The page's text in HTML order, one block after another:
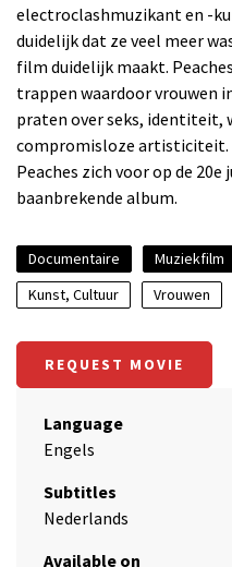
electroclashmuzikant en -
duidelijk dat ze veel meer
film duidelijk maakt.
trappen waardoor vrouwen
praten over seks, identiteit,
compromisloze artisticiteit.
Peaches zich voor op de
baanbrekende album.
Documentaire
Muziekfilm
Kunst, Cultuur
Vrouwen
REQUEST MOVIE
Language
Engels
Subtitles
Nederlands
Available on